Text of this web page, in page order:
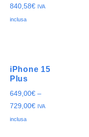
840,58€ IVA
inclusa
iPhone 15
Plus
649,00€ –
729,00€ IVA
inclusa